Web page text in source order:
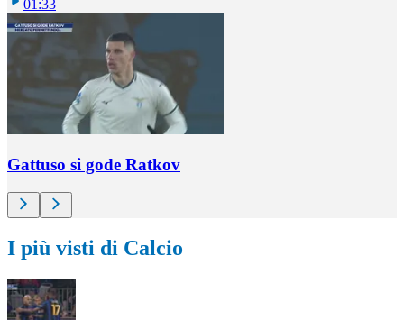
01:33
Gattuso si gode Ratkov
I più visti di Calcio